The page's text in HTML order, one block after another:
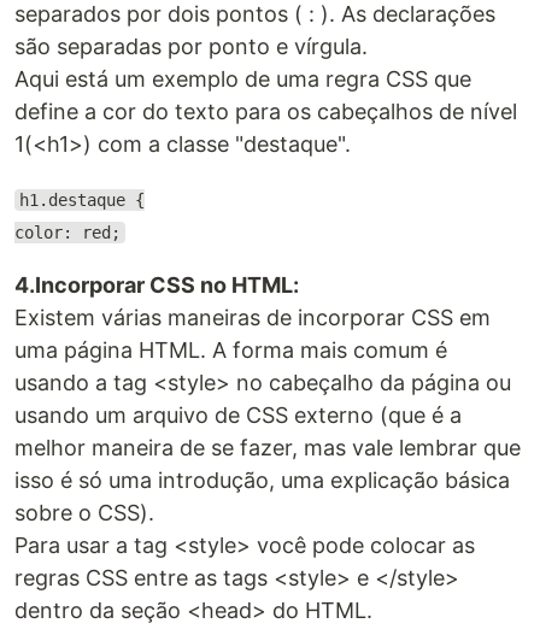
separados por dois pontos ( : ). As declarações
são separadas por ponto e vírgula.
Aqui está um exemplo de uma regra CSS que
define a cor do texto para os cabeçalhos de nível
1(<h1>) com a classe "destaque".
h1.destaque {
color: red;
4.Incorporar CSS no HTML:
Existem várias maneiras de incorporar CSS em
uma página HTML. A forma mais comum é
usando a tag <style> no cabeçalho da página ou
usando um arquivo de CSS externo (que é a
melhor maneira de se fazer, mas vale lembrar que
isso é só uma introdução, uma explicação básica
sobre o CSS).
Para usar a tag <style> você pode colocar as
regras CSS entre as tags <style> e </style>
dentro da seção <head> do HTML.